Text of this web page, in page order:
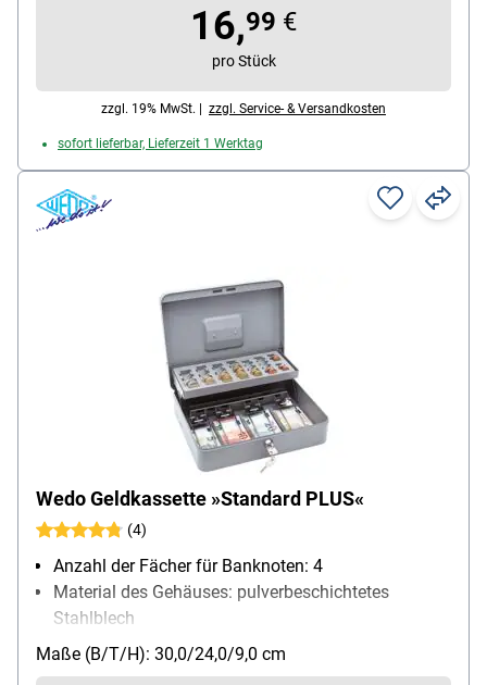
16,99 €
pro Stück
zzgl. 19% MwSt. | zzgl. Service- & Versandkosten
sofort lieferbar, Lieferzeit 1 Werktag
Wedo Geldkassette »Standard PLUS«
(4)
Anzahl der Fächer für Banknoten: 4
Material des Gehäuses: pulverbeschichtetes
Stahlblech
Schließungsart: Zylinderschloss
Besonderheiten: Hartgeldeinsatz gleitet
Maße (B/T/H): 30,0/24,0/9,0 cm